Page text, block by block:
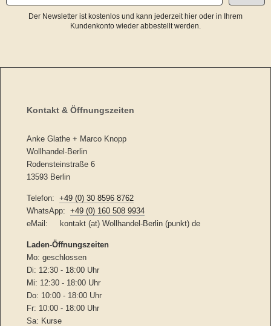
Der Newsletter ist kostenlos und kann jederzeit hier oder in Ihrem
Kundenkonto wieder abbestellt werden.
Kontakt & Öffnungszeiten
Anke Glathe + Marco Knopp
Wollhandel-Berlin
Rodensteinstraße 6
13593 Berlin
Telefon: +49 (0) 30 8596 8762
WhatsApp: +49 (0) 160 508 9934
eMail: kontakt (at) Wollhandel-Berlin (punkt) de
Laden-Öffnungszeiten
Mo: geschlossen
Di: 12:30 - 18:00 Uhr
Mi: 12:30 - 18:00 Uhr
Do: 10:00 - 18:00 Uhr
Fr: 10:00 - 18:00 Uhr
Sa: Kurse